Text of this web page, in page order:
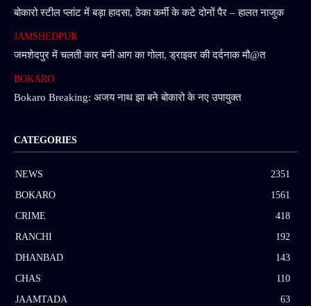
बोकारो स्टील प्लांट में बड़ा हादसा, ठेका कर्मी के कटे दोनों पैर – हालत नाजुक
JAMSHEDPUR
जमशेदपुर में चलती कार बनी आग का गोला, ड्राइवर की दर्दनाक मौ@त
BOKARO
Bokaro Breaking: अजय नाथ झा बने बोकारो के नए उपायुक्त
CATEGORIES
NEWS
2351
BOKARO
1561
CRIME
418
RANCHI
192
DHANBAD
143
CHAS
110
JAAMTADA
63